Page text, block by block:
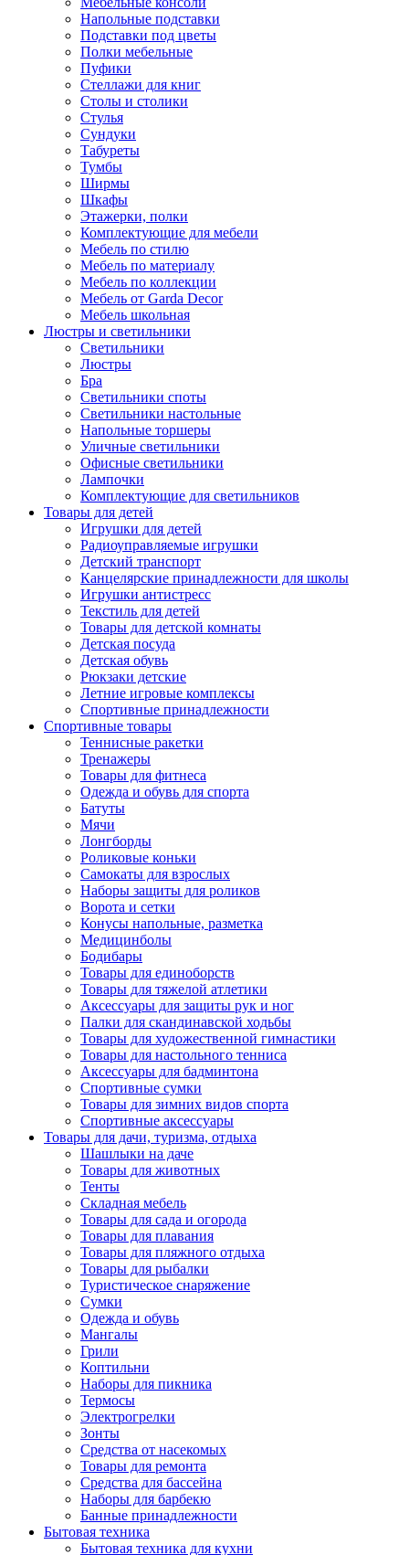
Напольные подставки
Подставки под цветы
Полки мебельные
Пуфики
Стеллажи для книг
Столы и столики
Стулья
Сундуки
Табуреты
Тумбы
Ширмы
Шкафы
Этажерки, полки
Комплектующие для мебели
Мебель по стилю
Мебель по материалу
Мебель по коллекции
Мебель от Garda Decor
Мебель школьная
Люстры и светильники
Светильники
Люстры
Бра
Светильники споты
Светильники настольные
Напольные торшеры
Уличные светильники
Офисные светильники
Лампочки
Комплектующие для светильников
Товары для детей
Игрушки для детей
Радиоуправляемые игрушки
Детский транспорт
Канцелярские принадлежности для школы
Игрушки антистресс
Текстиль для детей
Товары для детской комнаты
Детская посуда
Детская обувь
Рюкзаки детские
Летние игровые комплексы
Спортивные принадлежности
Спортивные товары
Теннисные ракетки
Тренажеры
Товары для фитнеса
Одежда и обувь для спорта
Батуты
Мячи
Лонгборды
Роликовые коньки
Самокаты для взрослых
Наборы защиты для роликов
Ворота и сетки
Конусы напольные, разметка
Медицинболы
Бодибары
Товары для единоборств
Товары для тяжелой атлетики
Аксессуары для защиты рук и ног
Палки для скандинавской ходьбы
Товары для художественной гимнастики
Товары для настольного тенниса
Аксессуары для бадминтона
Спортивные сумки
Товары для зимних видов спорта
Спортивные аксессуары
Товары для дачи, туризма, отдыха
Шашлыки на даче
Товары для животных
Тенты
Складная мебель
Товары для сада и огорода
Товары для плавания
Товары для пляжного отдыха
Товары для рыбалки
Туристическое снаряжение
Сумки
Одежда и обувь
Мангалы
Грили
Коптильни
Наборы для пикника
Термосы
Электрогрелки
Зонты
Средства от насекомых
Товары для ремонта
Средства для бассейна
Наборы для барбекю
Банные принадлежности
Бытовая техника
Бытовая техника для кухни